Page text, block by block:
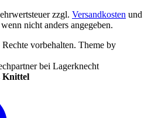
zzgl. Versandkosten und
nicht anders angegeben.
vorbehalten. Theme by
Knittel